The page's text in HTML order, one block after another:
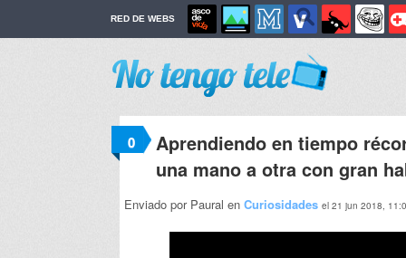
RED DE WEBS
0
Aprendiendo en tiempo
una mano a otra con gran
Enviado por Paural en Curiosidades el 21 jun 2018,